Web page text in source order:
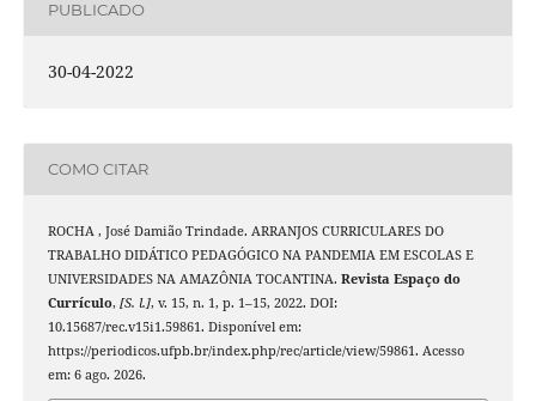
PUBLICADO
30-04-2022
COMO CITAR
ROCHA , José Damião Trindade. ARRANJOS CURRICULARES DO
TRABALHO DIDÁTICO PEDAGÓGICO NA PANDEMIA EM ESCOLAS E
UNIVERSIDADES NA AMAZÔNIA TOCANTINA. Revista Espaço do
Currículo, [S. l.], v. 15, n. 1, p. 1–15, 2022. DOI:
10.15687/rec.v15i1.59861. Disponível em:
https://periodicos.ufpb.br/index.php/rec/article/view/59861. Acesso
em: 6 ago. 2026.